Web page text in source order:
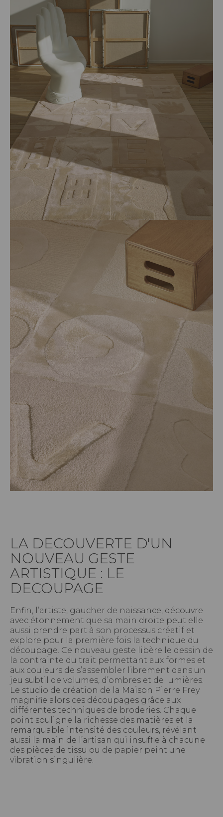
LA DECOUVERTE D'UN
NOUVEAU GESTE
ARTISTIQUE : LE
DECOUPAGE
Enfin, l’artiste, gaucher de naissance, découvre
avec étonnement que sa main droite peut elle
aussi prendre part à son processus créatif et
explore pour la première fois la technique du
découpage. Ce nouveau geste libère le dessin de
la contrainte du trait permettant aux formes et
aux couleurs de s’assembler librement dans un
jeu subtil de volumes, d’ombres et de lumières.
Le studio de création de la Maison Pierre Frey
magnifie alors ces découpages grâce aux
différentes techniques de broderies. Chaque
point souligne la richesse des matières et la
remarquable intensité des couleurs, révélant
aussi la main de l’artisan qui insuffle à chacune
des pièces de tissu ou de papier peint une
vibration singulière.